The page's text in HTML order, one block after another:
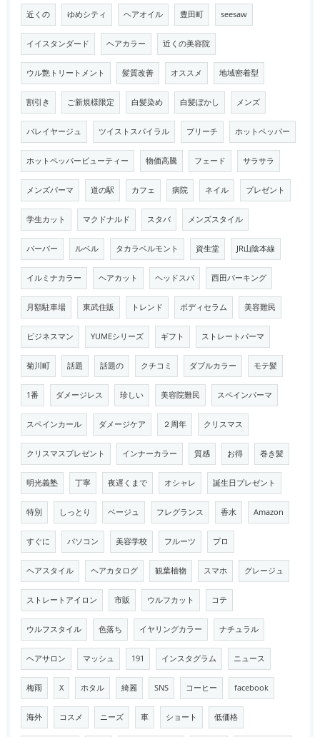
近くの ゆめシティ ヘアオイル 豊田町 seesaw
イイスタンダード ヘアカラー 近くの美容院
ウル艶トリートメント 髪質改善 オススメ 地域密着型
割引き ご新規様限定 白髪染め 白髪ぼかし メンズ
バレイヤージュ ツイストスパイラル ブリーチ ホットペッパー
ホットペッパービューティー 物価高騰 フェード サラサラ
メンズパーマ 道の駅 カフェ 病院 ネイル プレゼント
学生カット マクドナルド スタバ メンズスタイル
バーバー ルベル タカラベルモント 資生堂 JR山陰本線
イルミナカラー ヘアカット ヘッドスパ 西田パーキング
月額駐車場 東武住販 トレンド ボディセラム 美容難民
ビジネスマン YUMEシリーズ ギフト ストレートパーマ
菊川町 話題 話題の クチコミ ダブルカラー モテ髪
1番 ダメージレス 珍しい 美容院難民 スペインパーマ
スペインカール ダメージケア ２周年 クリスマス
クリスマスプレゼント インナーカラー 質感 お得 巻き髪
明光義塾 丁寧 夜遅くまで オシャレ 誕生日プレゼント
特別 しっとり ベージュ フレグランス 香水 Amazon
すぐに パソコン 美容学校 フルーツ プロ
ヘアスタイル ヘアカタログ 観葉植物 スマホ グレージュ
ストレートアイロン 市販 ウルフカット コテ
ウルフスタイル 色落ち イヤリングカラー ナチュラル
ヘアサロン マッシュ 191 インスタグラム ニュース
梅雨 X ホタル 綺麗 SNS コーヒー facebook
海外 コスメ ニーズ 車 ショート 低価格